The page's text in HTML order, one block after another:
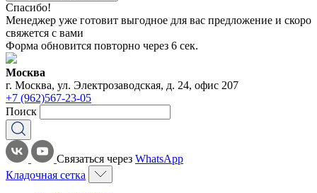
Спасибо!
Менеджер уже готовит выгодное для вас предложение и скоро
свяжется с вами
Форма обновится повторно через 6 сек.
Москва
г. Москва, ул. Электрозаводская, д. 24, офис 207
+7 (962)567-23-05
Поиск
Связаться через WhatsApp
Кладочная сетка